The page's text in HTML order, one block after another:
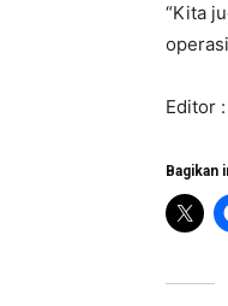
“Kita
Editor :
Bagikan